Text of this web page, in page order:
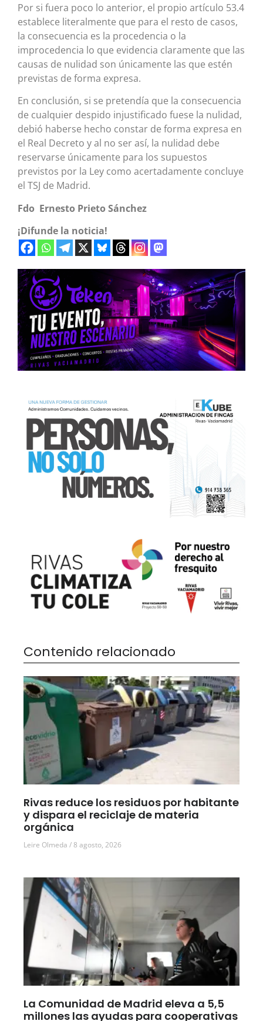
Por si fuera poco lo anterior, el propio artículo 53.4
establece literalmente que para el resto de casos,
la consecuencia es la procedencia o la
improcedencia lo que evidencia claramente que las
causas de nulidad son únicamente las que estén
previstas de forma expresa.
En conclusión, si se pretendía que la consecuencia
de cualquier despido injustificado fuese la nulidad,
debió haberse hecho constar de forma expresa en
el Real Decreto y al no ser así, la nulidad debe
reservarse únicamente para los supuestos
previstos por la Ley como acertadamente concluye
el TSJ de Madrid.
Fdo Ernesto Prieto Sánchez
¡Difunde la noticia!
Contenido relacionado
Rivas reduce los residuos por habitante
y dispara el reciclaje de materia
orgánica
Leire Olmeda 8 agosto, 2026
La Comunidad de Madrid eleva a 5,5
millones las ayudas para cooperativas